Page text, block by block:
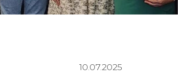
10.07.2025